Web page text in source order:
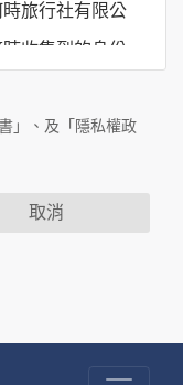
旅行社有限公
收集到的身份
旅行社有限公
連結網站有其
」、及「隱私權政
取消